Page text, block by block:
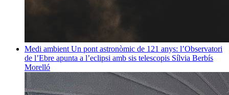
Medi ambient Un pont astronòmic de 121 anys: l’Observatori
de l’Ebre apunta a l’eclipsi amb sis telescopis Sílvia Berbís
Morelló